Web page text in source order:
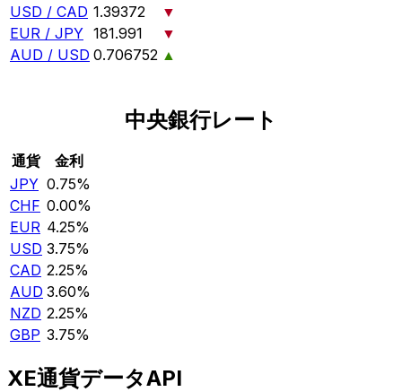
USD / CAD 1.39372
▼
EUR / JPY 181.991
▼
AUD / USD 0.706752 ▲
中央銀行レート
通貨
金利
JPY 0.75%
CHF 0.00%
EUR 4.25%
USD 3.75%
CAD 2.25%
AUD 3.60%
NZD 2.25%
GBP 3.75%
XE通貨データAPI